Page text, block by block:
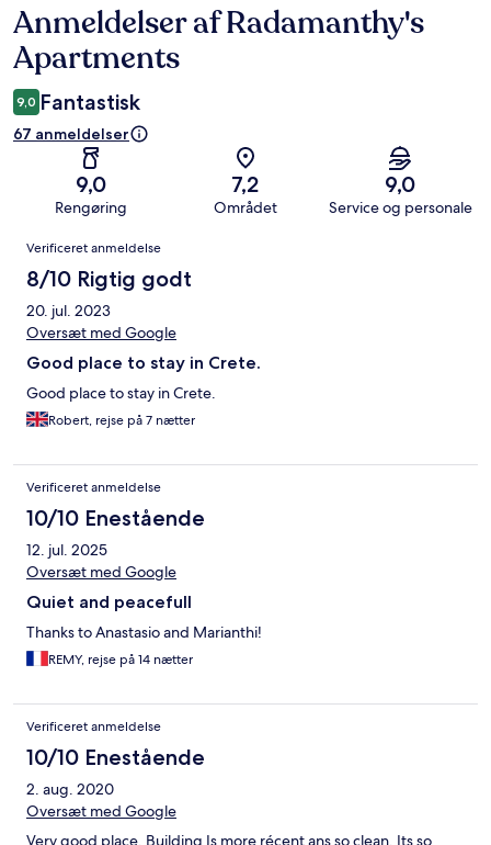
Anmeldelser
Anmeldelser af Radamanthy's
Apartments
9,0 Fantastisk
67 anmeldelser
9,0
Rengøring
7,2
Området
9,0
Service og personale
Anmeldelser
Verificeret anmeldelse
8/10 Rigtig godt
20. jul. 2023
Oversæt med Google
Good place to stay in Crete.
Good place to stay in Crete.
Robert, rejse på 7 nætter
Verificeret anmeldelse
10/10 Enestående
12. jul. 2025
Oversæt med Google
Quiet and peacefull
Thanks to Anastasio and Marianthi!
REMY, rejse på 14 nætter
Verificeret anmeldelse
10/10 Enestående
2. aug. 2020
Oversæt med Google
Very good place. Building Is more récent ans so clean. Its so